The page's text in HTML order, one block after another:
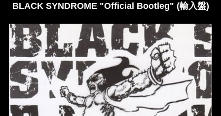
BLACK SYNDROME "Official Bootleg" (輸入盤)